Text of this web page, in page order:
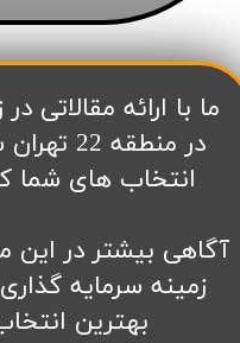
​ما با ارائه
در
انتخاب های شما
آگاهی بیشتر در این
زمینه سرمایه
بهترین